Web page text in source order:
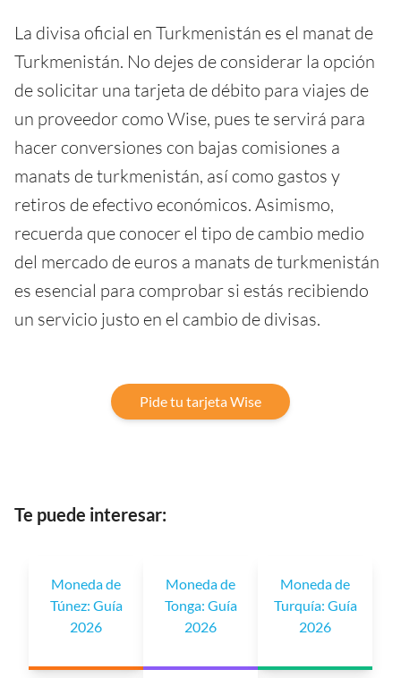
La divisa oficial en Turkmenistán es el manat de
Turkmenistán. No dejes de considerar la opción
de solicitar una tarjeta de débito para viajes de
un proveedor como Wise, pues te servirá para
hacer conversiones con bajas comisiones a
manats de turkmenistán, así como gastos y
retiros de efectivo económicos. Asimismo,
recuerda que conocer el tipo de cambio medio
del mercado de euros a manats de turkmenistán
es esencial para comprobar si estás recibiendo
un servicio justo en el cambio de divisas.
Pide tu tarjeta Wise
Te puede interesar:
Moneda de
Túnez: Guía
2026
Moneda de
Tonga: Guía
2026
Moneda de
Turquía: Guía
2026